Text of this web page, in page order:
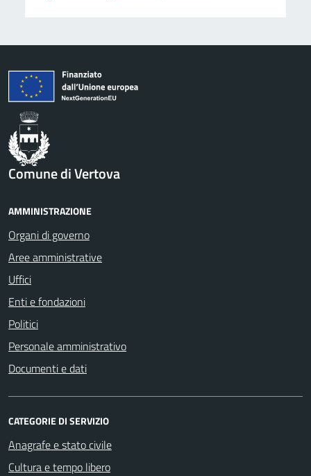
Comune di Vertova
AMMINISTRAZIONE
Organi di governo
Aree amministrative
Uffici
Enti e fondazioni
Politici
Personale amministrativo
Documenti e dati
CATEGORIE DI SERVIZIO
Anagrafe e stato civile
Cultura e tempo libero